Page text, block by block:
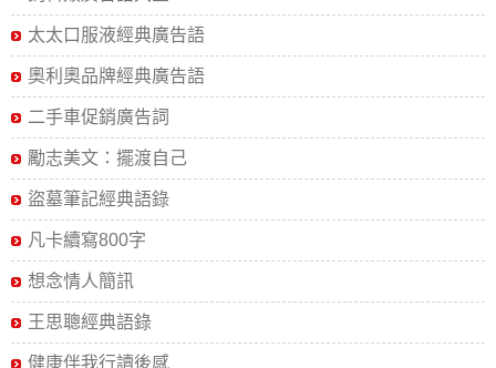
太太口服液經典廣告語
奧利奧品牌經典廣告語
二手車促銷廣告詞
勵志美文：擺渡自己
盜墓筆記經典語錄
凡卡續寫800字
想念情人簡訊
王思聰經典語錄
健康伴我行讀後感